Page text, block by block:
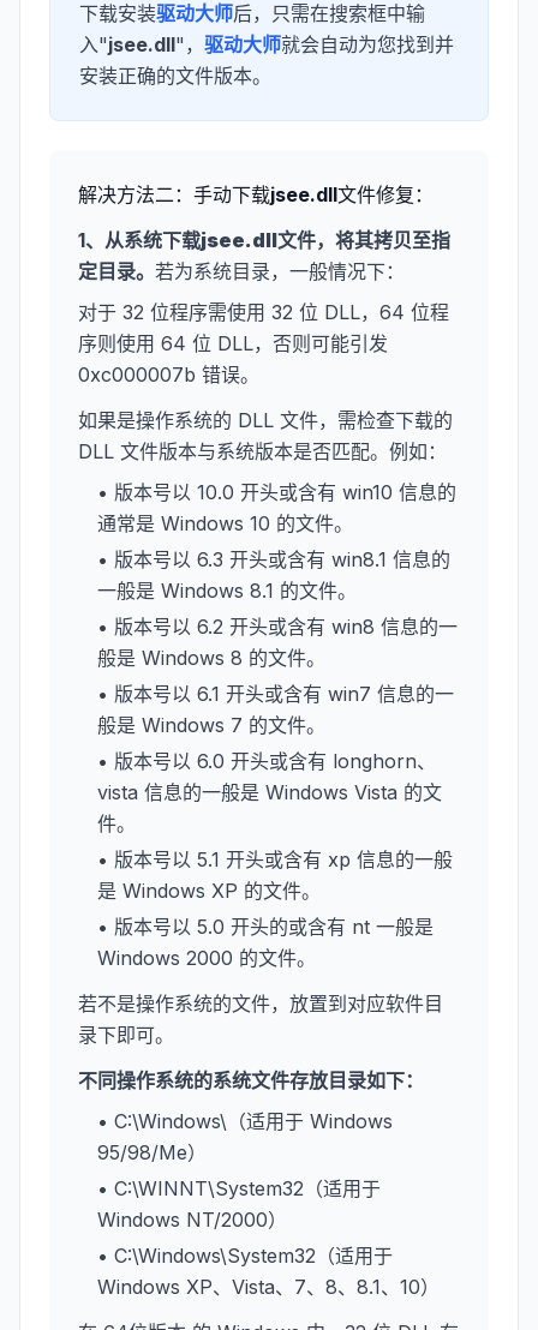
下载安装驱动大师后，只需在搜索框中输
入"jsee.dll"， 驱动大师就会自动为您找到并
安装正确的文件版本。
解决方法二：手动下载jsee.dll文件修复：
1、从系统下载jsee.dll文件，将其拷贝至指
定目录。 若为系统目录，一般情况下：
对于 32 位程序需使用 32 位 DLL，64 位程
序则使用 64 位 DLL，否则可能引发
0xc000007b 错误。
如果是操作系统的 DLL 文件，需检查下载的
DLL 文件版本与系统版本是否匹配。例如：
• 版本号以 10.0 开头或含有 win10 信息的
通常是 Windows 10 的文件。
• 版本号以 6.3 开头或含有 win8.1 信息的
一般是 Windows 8.1 的文件。
• 版本号以 6.2 开头或含有 win8 信息的一
般是 Windows 8 的文件。
• 版本号以 6.1 开头或含有 win7 信息的一
般是 Windows 7 的文件。
• 版本号以 6.0 开头或含有 longhorn、
vista 信息的一般是 Windows Vista 的文
件。
• 版本号以 5.1 开头或含有 xp 信息的一般
是 Windows XP 的文件。
• 版本号以 5.0 开头的或含有 nt 一般是
Windows 2000 的文件。
若不是操作系统的文件，放置到对应软件目
录下即可。
不同操作系统的系统文件存放目录如下：
• C:\Windows\（适用于 Windows
95/98/Me）
• C:\WINNT\System32（适用于
Windows NT/2000）
• C:\Windows\System32（适用于
Windows XP、Vista、7、8、8.1、10）